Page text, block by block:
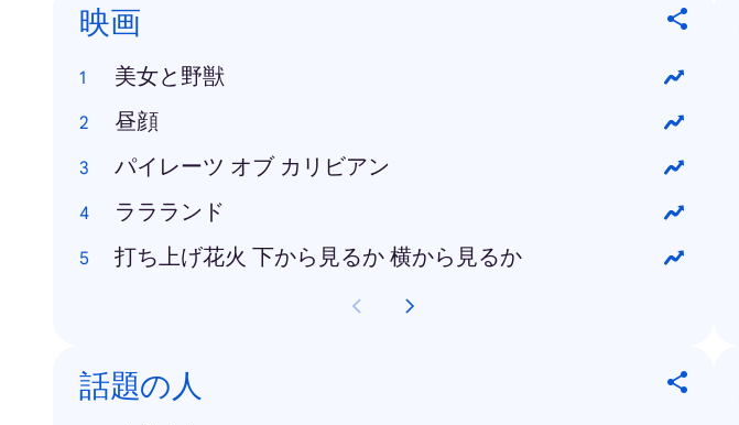
映画
美女と野獣
昼顔
パイレーツ オブ カリビアン
ララランド
打ち上げ花火 下から見るか 横から見るか
話題の人